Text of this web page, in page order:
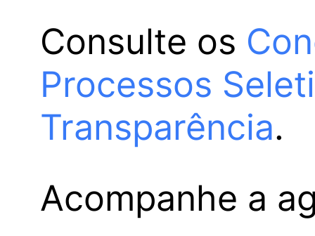
Consulte os
Processos
Transparência.
Acompanhe a